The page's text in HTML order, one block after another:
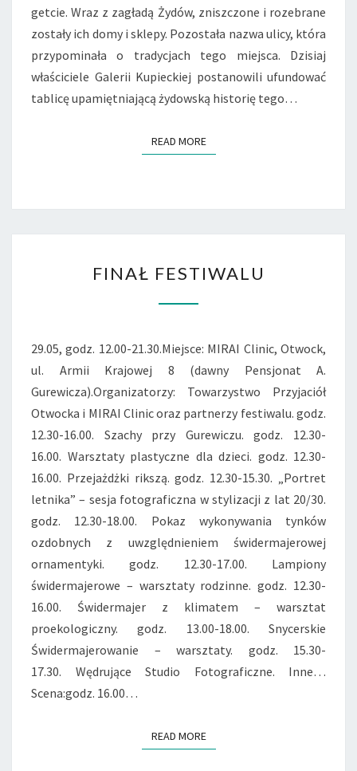
getcie. Wraz z zagładą Żydów, zniszczone i rozebrane
zostały ich domy i sklepy. Pozostała nazwa ulicy, która
przypominała o tradycjach tego miejsca. Dzisiaj
właściciele Galerii Kupieckiej postanowili ufundować
tablicę upamiętniającą żydowską historię tego…
READ MOREREAD MORE
FESTIWALU
FINAŁ FESTIWALU
29.05, godz. 12.00-21.30.Miejsce: MIRAI Clinic, Otwock,
ul. Armii Krajowej 8 (dawny Pensjonat A.
Gurewicza).Organizatorzy: Towarzystwo Przyjaciół
Otwocka i MIRAI Clinic oraz partnerzy festiwalu. godz.
12.30-16.00. Szachy przy Gurewiczu. godz. 12.30-
16.00. Warsztaty plastyczne dla dzieci. godz. 12.30-
16.00. Przejażdżki rikszą. godz. 12.30-15.30. „Portret
letnika” – sesja fotograficzna w stylizacji z lat 20/30.
godz. 12.30-18.00. Pokaz wykonywania tynków
ozdobnych z uwzględnieniem świdermajerowej
ornamentyki. godz. 12.30-17.00. Lampiony
świdermajerowe – warsztaty rodzinne. godz. 12.30-
16.00. Świdermajer z klimatem – warsztat
proekologiczny. godz. 13.00-18.00. Snycerskie
Świdermajerowanie – warsztaty. godz. 15.30-
17.30. Wędrujące Studio Fotograficzne. Inne…
Scena:godz. 16.00…
READ MOREREAD MORE